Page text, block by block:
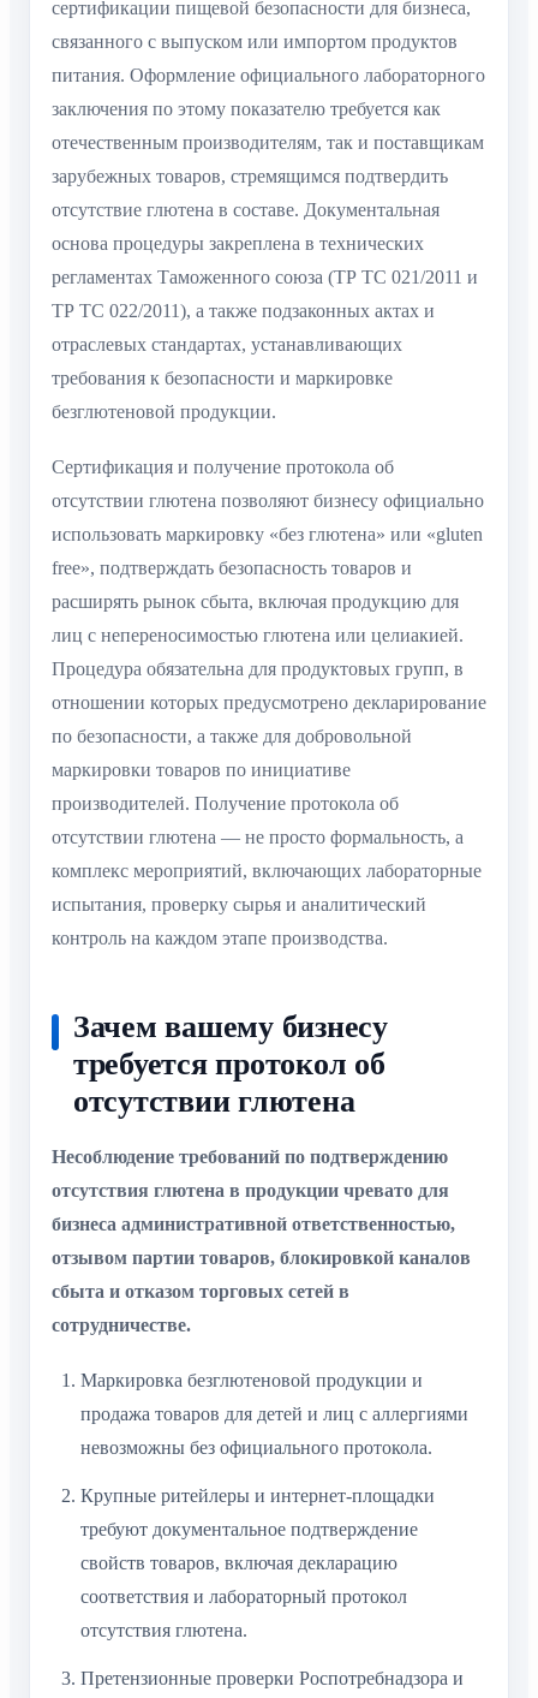
сертификации пищевой безопасности для бизнеса,
связанного с выпуском или импортом продуктов
питания. Оформление официального лабораторного
заключения по этому показателю требуется как
отечественным производителям, так и поставщикам
зарубежных товаров, стремящимся подтвердить
отсутствие глютена в составе. Документальная
основа процедуры закреплена в технических
регламентах Таможенного союза (ТР ТС 021/2011 и
ТР ТС 022/2011), а также подзаконных актах и
отраслевых стандартах, устанавливающих
требования к безопасности и маркировке
безглютеновой продукции.
Сертификация и получение протокола об
отсутствии глютена позволяют бизнесу официально
использовать маркировку «без глютена» или «gluten
free», подтверждать безопасность товаров и
расширять рынок сбыта, включая продукцию для
лиц с непереносимостью глютена или целиакией.
Процедура обязательна для продуктовых групп, в
отношении которых предусмотрено декларирование
по безопасности, а также для добровольной
маркировки товаров по инициативе
производителей. Получение протокола об
отсутствии глютена — не просто формальность, а
комплекс мероприятий, включающих лабораторные
испытания, проверку сырья и аналитический
контроль на каждом этапе производства.
Зачем вашему бизнесу
требуется протокол об
отсутствии глютена
Несоблюдение требований по подтверждению
отсутствия глютена в продукции чревато для
бизнеса административной ответственностью,
отзывом партии товаров, блокировкой каналов
сбыта и отказом торговых сетей в сотрудничестве.
продажа товаров для детей и лиц с аллергиями
невозможны без официального протокола.
требуют документальное подтверждение
свойств товаров, включая декларацию
соответствия и лабораторный протокол
отсутствия глютена.
ветеринарного надзора предусматривают